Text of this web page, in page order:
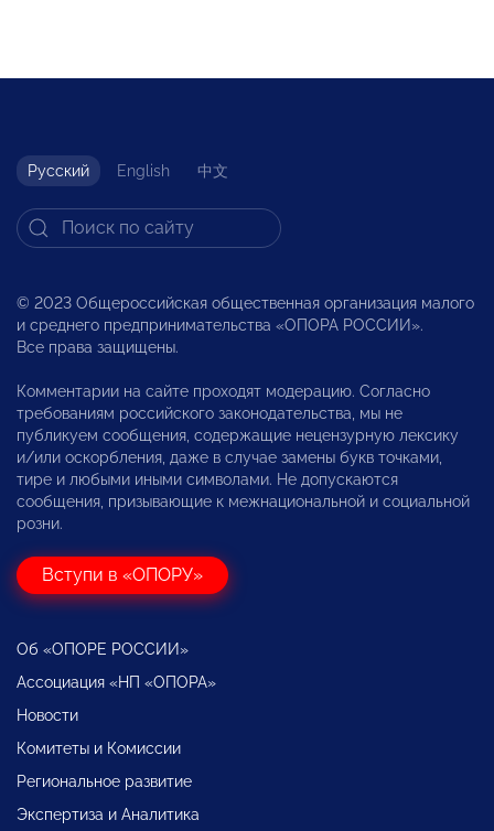
Русский English 中文
© 2023 Общероссийская общественная организация малого
и среднего предпринимательства «ОПОРА РОССИИ».
Все права защищены.
Комментарии на сайте проходят модерацию. Согласно
требованиям российского законодательства, мы не
публикуем сообщения, содержащие нецензурную лексику
и/или оскорбления, даже в случае замены букв точками,
тире и любыми иными символами. Не допускаются
сообщения, призывающие к межнациональной и социальной
розни.
Вступи в «ОПОРУ»
Об «ОПОРЕ РОССИИ»
Ассоциация «НП «ОПОРА»
Новости
Комитеты и Комиссии
Региональное развитие
Экспертиза и Аналитика